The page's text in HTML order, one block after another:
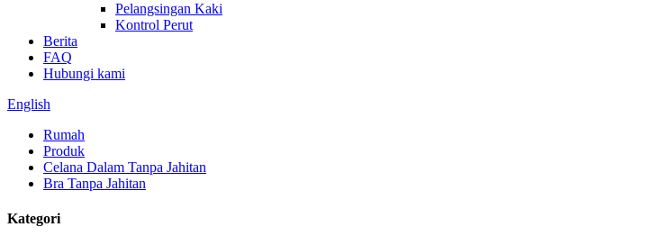
Pelangsingan Kaki
Kontrol Perut
Berita
FAQ
Hubungi kami
English
Rumah
Produk
Celana Dalam Tanpa Jahitan
Bra Tanpa Jahitan
Kategori